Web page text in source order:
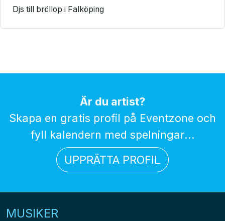
Djs till bröllop i Falköping
Är du artist?
Skapa en gratis profil på Eventzone och
fyll kalendern med spelningar...
UPPRÄTTA PROFIL
MUSIKER